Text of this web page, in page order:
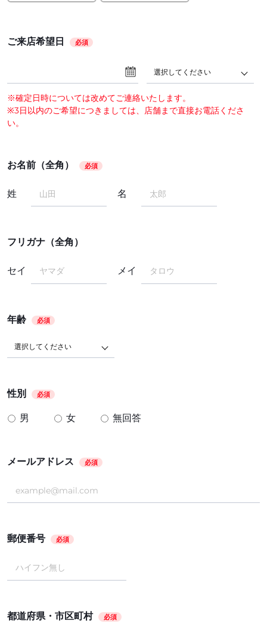
ご来店希望日 必須
選択してください
※確定日時については改めてご連絡いたします。
※3日以内のご希望につきましては、店舗まで直接お電話くださ
い。
お名前（全角） 必須
姓 名
フリガナ（全角）
セイ メイ
年齢 必須
選択してください
性別 必須
男 女 無回答
メールアドレス 必須
郵便番号 必須
都道府県・市区町村 必須